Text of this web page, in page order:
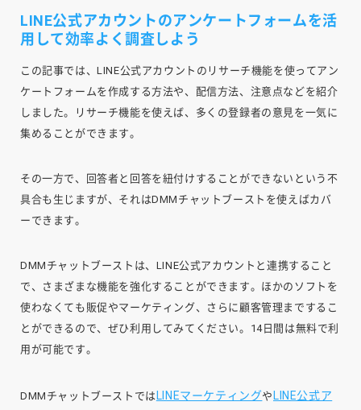
LINE公式アカウントのアンケートフォームを活
用して効率よく調査しよう
この記事では、LINE公式アカウントのリサーチ機能を使ってアン
ケートフォームを作成する方法や、配信方法、注意点などを紹介
しました。リサーチ機能を使えば、多くの登録者の意見を一気に
集めることができます。
その一方で、回答者と回答を紐付けすることができないという不
具合も生じますが、それはDMMチャットブーストを使えばカバ
ーできます。
DMMチャットブーストは、LINE公式アカウントと連携すること
で、さまざまな機能を強化することができます。ほかのソフトを
使わなくても販促やマーケティング、さらに顧客管理までするこ
とができるので、ぜひ利用してみてください。14日間は無料で利
用が可能です。
DMMチャットブーストでは LINEマーケティングや LINE公式ア